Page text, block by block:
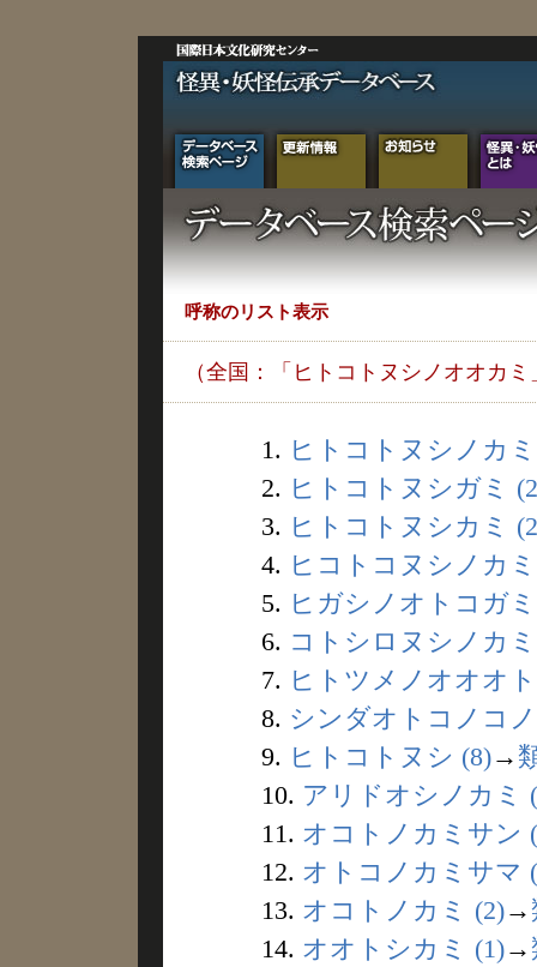
呼称のリスト表示
（全国：「ヒトコトヌシノオオカ
1. ヒトコトヌシノカ
2. ヒトコトヌシガミ
3. ヒトコトヌシカミ
4. ヒコトコヌシノカ
5. ヒガシノオトコガ
6. コトシロヌシノカ
7. ヒトツメノオオオ
8. シンダオトコノコ
9. ヒトコトヌシ (8)→
10. アリドオシノカミ
11. オコトノカミサン
12. オトコノカミサマ
13. オコトノカミ (2)→
14. オオトシカミ (1)→